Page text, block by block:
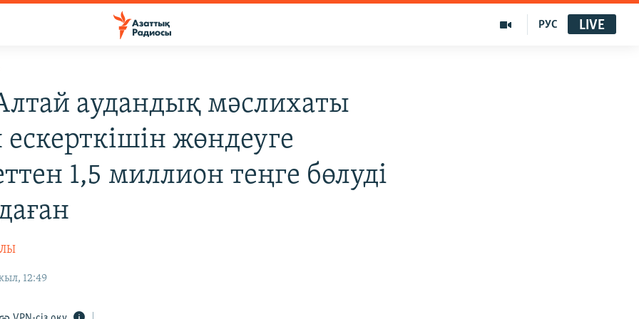
РУС LIVE
аудандық мәслихаты
жөндеуге
1,5 миллион теңге бөлуді
12:49